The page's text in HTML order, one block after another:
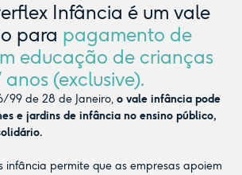
Infância é um vale
para pagamento de
educação de crianças
(exclusive).
99 de 28 de Janeiro,o vale infância pode
e jardins de infância no ensino público,
infância permite que as empresas apoiem